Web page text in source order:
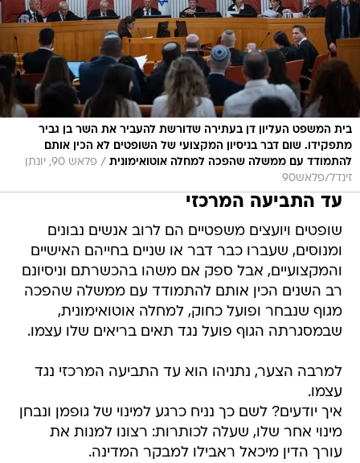
בית המשפט העליון דן בעתירה שדורשת להעביר את השר בן גביר
מתפקידו. שום דבר בניסיון המקצועי של השופטים לא הכין אותם
להתמודד עם ממשלה שהפכה למחלה אוטואימונית /
פלאש 90, יונתן
זינדל/פלאש90
עד התביעה המרכזי
שופטים ויועצים משפטיים הם לרוב אנשים נבונים
ומנוסים, שעברו כבר דבר או שניים בחייהם האישיים
והמקצועיים, אבל ספק אם משהו בהכשרתם וניסיונם
רב השנים הכין אותם להתמודד עם ממשלה שהפכה
מגוף שנבחר ופועל כחוק, למחלה אוטואימונית,
שבמסגרתה הגוף פועל נגד תאים בריאים שלו עצמו.
למרבה הצער, נתניהו הוא עד התביעה המרכזי נגד
עצמו.
איך יודעים? לשם כך נניח כרגע למינוי של גופמן ונבחן
מינוי אחר שלו, שעלה לכותרות: רצונו למנות את
עורך הדין מיכאל ראבילו למבקר המדינה.